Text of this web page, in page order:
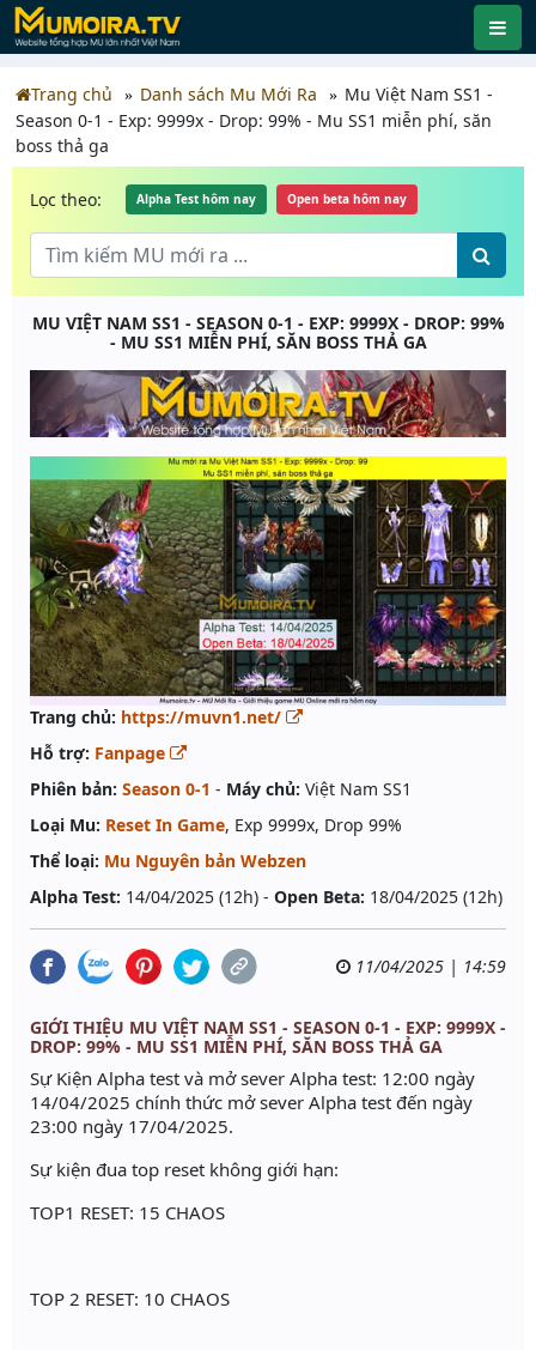
Trang chủ Danh sách Mu Mới Ra
Mu Việt Nam SS1 -
Season 0-1 - Exp: 9999x - Drop: 99% - Mu SS1 miễn phí, săn
boss thả ga
Lọc theo: Alpha Test hôm nay Open beta hôm nay
MU VIỆT NAM SS1 - SEASON 0-1 - EXP: 9999X - DROP: 99%
- MU SS1 MIỄN PHÍ, SĂN BOSS THẢ GA
Trang chủ: https://muvn1.net/
Hỗ trợ: Fanpage
Phiên bản: Season 0-1 - Máy chủ: Việt Nam SS1
Loại Mu: Reset In Game, Exp 9999x, Drop 99%
Thể loại: Mu Nguyên bản Webzen
Alpha Test: 14/04/2025 (12h) - Open Beta: 18/04/2025 (12h)
11/04/2025 | 14:59
GIỚI THIỆU MU VIỆT NAM SS1 - SEASON 0-1 - EXP: 9999X -
DROP: 99% - MU SS1 MIỄN PHÍ, SĂN BOSS THẢ GA
Sự Kiện Alpha test và mở sever Alpha test: 12:00 ngày
14/04/2025 chính thức mở sever Alpha test đến ngày
23:00 ngày 17/04/2025.
Sự kiện đua top reset không giới hạn:
TOP1 RESET: 15 CHAOS
TOP 2 RESET: 10 CHAOS